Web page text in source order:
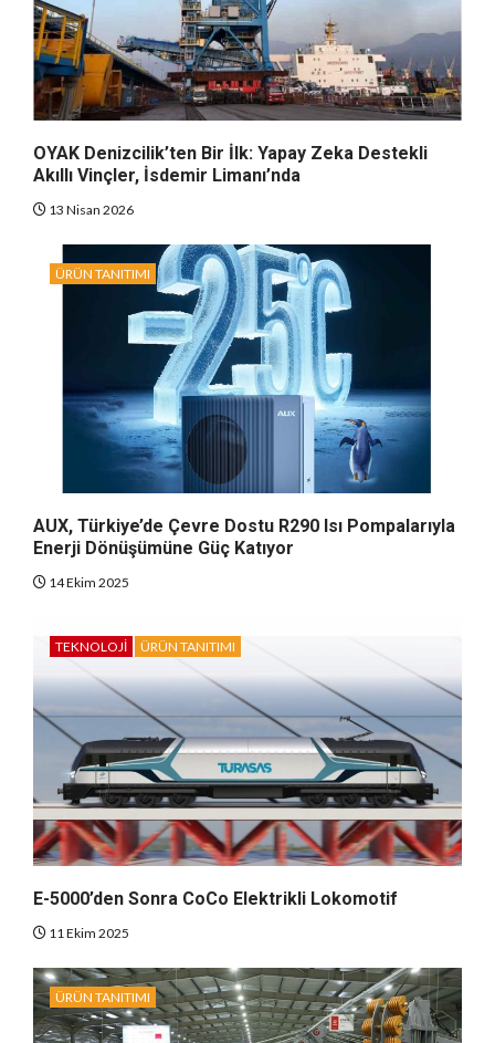
OYAK Denizcilik’ten Bir İlk: Yapay Zeka Destekli
Akıllı Vinçler, İsdemir Limanı’nda
13 Nisan 2026
ÜRÜN TANITIMI
AUX, Türkiye’de Çevre Dostu R290 Isı Pompalarıyla
Enerji Dönüşümüne Güç Katıyor
14 Ekim 2025
TEKNOLOJI ÜRÜN TANITIMI
E-5000’den Sonra CoCo Elektrikli Lokomotif
11 Ekim 2025
ÜRÜN TANITIMI